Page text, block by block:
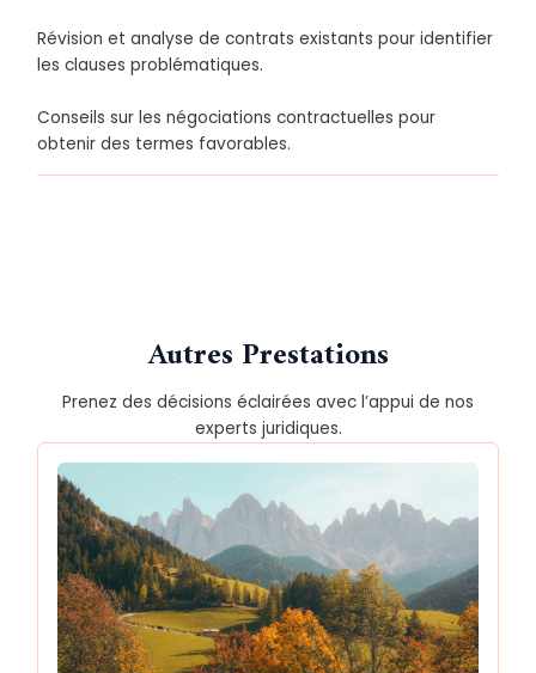
Révision et analyse de contrats existants pour identifier
les clauses problématiques.
Conseils sur les négociations contractuelles pour
obtenir des termes favorables.
Autres Prestations
Prenez des décisions éclairées avec l’appui de nos
experts juridiques.